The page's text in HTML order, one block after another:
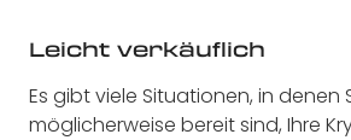
Leicht verkäuflich
Es gibt viele Situationen, in denen
möglicherweise bereit sind, Ihre